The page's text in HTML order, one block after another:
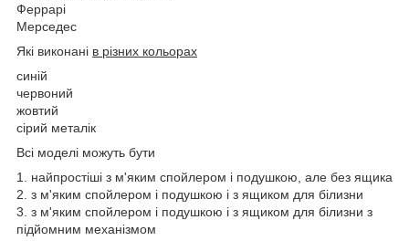
Феррарі
Мерседес
Які виконані в різних кольорах
синій
червоний
жовтий
сірий металік
Всі моделі можуть бути
1. найпростіші з м'яким спойлером і подушкою, але без ящика
2. з м'яким спойлером і подушкою і з ящиком для білизни
3. з м'яким спойлером і подушкою і з ящиком для білизни з
підйомним механізмом